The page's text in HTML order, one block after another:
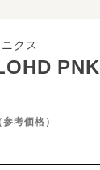
クス
PNK
参考価格）